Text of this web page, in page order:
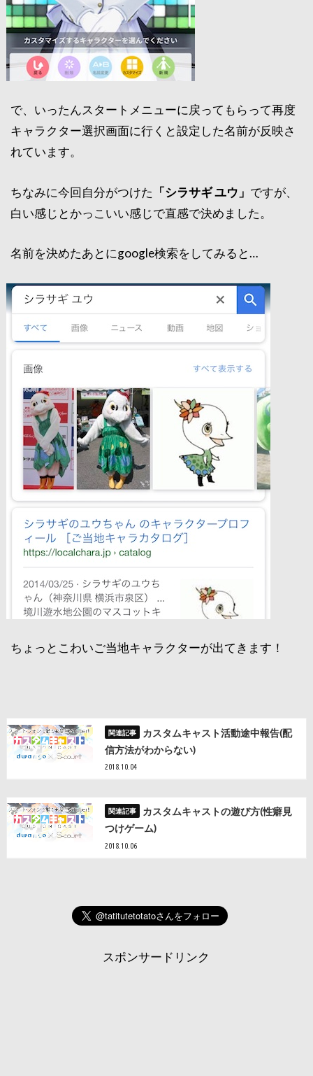
で、いったんスタートメニューに戻ってもらって再度
キャラクター選択画面に行くと設定した名前が反映さ
れています。
ちなみに今回自分がつけた 「シラサギ ユウ」 ですが、
白い感じとかっこいい感じで直感で決めました。
名前を決めたあとにgoogle検索をしてみると…
ちょっとこわいご当地キャラクターが出てきます！
カスタムキャスト活動途中報告(配
信方法がわからない)
2018.10.04
カスタムキャストの遊び方(性癖見
つけゲーム)
2018.10.06
スポンサードリンク